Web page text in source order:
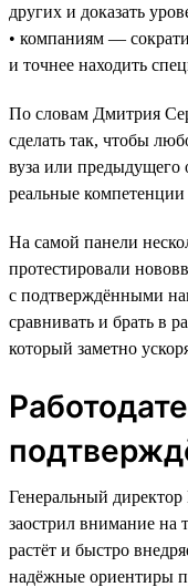
других и доказать
• компаниям —
и точнее находить
По словам Дмитрия
сделать так, чтобы
вуза или предыдущего
реальные
На самой панели
протестировали
с подтверждёнными
сравнивать и брать в
который заметно
Генеральный
заострил внимание на
растёт и быстро
надёжные ориентиры